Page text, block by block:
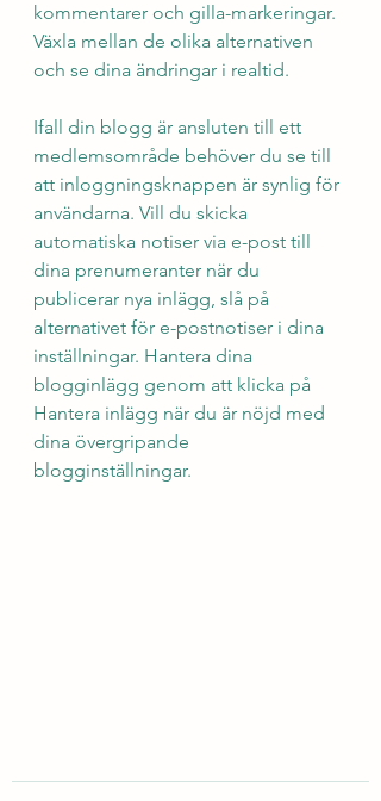
kommentarer och gilla-markeringar.
Växla mellan de olika alternativen
och se dina ändringar i realtid.
Ifall din blogg är ansluten till ett
medlemsområde behöver du se till
att inloggningsknappen är synlig för
användarna. Vill du skicka
automatiska notiser via e-post till
dina prenumeranter när du
publicerar nya inlägg, slå på
alternativet för e-postnotiser i dina
inställningar. Hantera dina
blogginlägg genom att klicka på
Hantera inlägg när du är nöjd med
dina övergripande
blogginställningar.